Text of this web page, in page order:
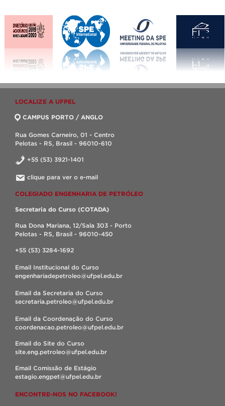
LOCALIZE A UFPEL
CAMPUS PORTO / ANGLO
Rua Gomes Carneiro, 01 - Centro
Pelotas - RS, Brasil - 96010-610
+55 (53) 3921-1401
clique para ver o e-mail
COLEGIADO ENGENHARIA DE PETRÓLEO
Secretaria do Curso (COTADA)
Rua Dona Mariana, 12/Sala 303 - Porto
Pelotas - RS, Brasil - 96010-450
+55 (53) 3284-1692
Email Institucional do Curso
engenhariadepetroleo@ufpel.edu.br
Email da Secretaria do Curso
secretaria.petroleo@ufpel.edu.br
Email da Coordenação do Curso
coordenacao.petroleo@ufpel.edu.br
Email do Site do Curso
site.eng.petroleo@ufpel.edu.br
Email Comissão de Estágio
estagio.engpet@ufpel.edu.br
ENCONTRE-NOS NO FACEBOOK!